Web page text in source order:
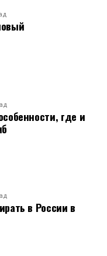
где и
в России в